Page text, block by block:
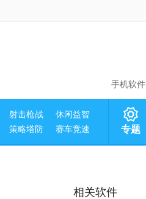
手机软件
射击枪战
休闲益智
策略塔防 赛车竞速 专题
相关软件